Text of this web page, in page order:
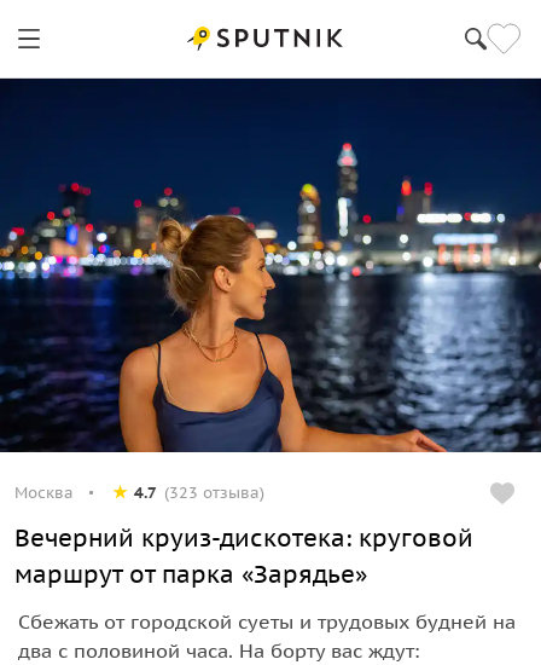
Москва 4.7 (323 отзыва)
Вечерний круиз-дискотека: круговой
маршрут от парка «Зарядье»
Сбежать от городской суеты и трудовых будней на
два с половиной часа. На борту вас ждут: